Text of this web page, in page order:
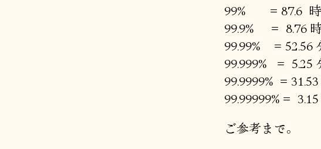
99% = 87.6
99.9% = 8.76
99.99% = 52.56
99.999% = 5.25
99.9999% =
99.99999% =
ご参考まで。